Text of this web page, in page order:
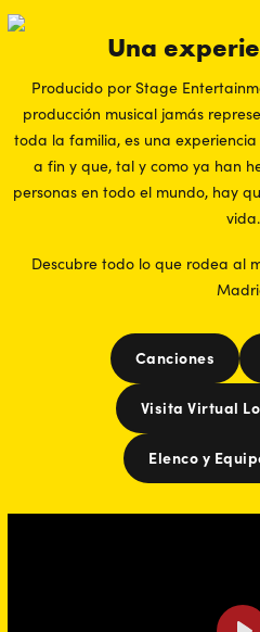
Una
Producido por Stage
producción musical jamás
toda la familia, es una
a fin y que, tal y como ya han
personas en todo el mundo, hay
vida.
Descubre todo lo que rodea al
Canciones
Visita Virtual
Elenco y